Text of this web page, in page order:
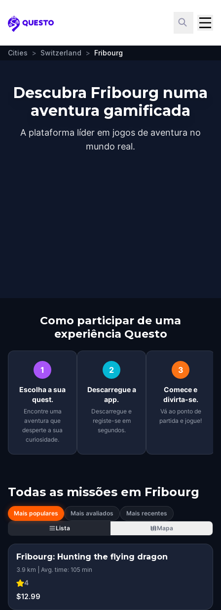
Questo
Cities > Switzerland > Fribourg
Descubra Fribourg numa
aventura gamificada
A plataforma líder em jogos de aventura no
mundo real.
Como participar de uma
experiência Questo
1
Escolha a sua
quest.
Encontre uma
aventura que
desperte a sua
curiosidade.
2
Descarregue a
app.
Descarregue e
registe-se em
segundos.
3
Comece e
divirta-se.
Vá ao ponto de
partida e jogue!
Todas as missões em Fribourg
Mais populares Mais avaliados
Mais recentes
Lista
Mapa
Fribourg: Hunting the flying dragon
3.9 km | Avg. time: 105 min
4
$12.99